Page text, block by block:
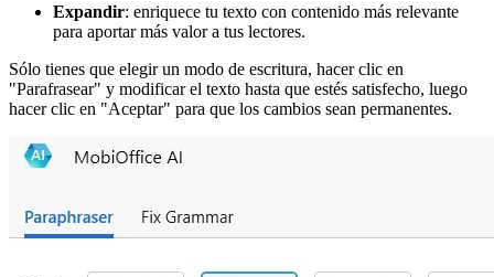
Expandir: enriquece tu texto con contenido más relevante
para aportar más valor a tus lectores.
Sólo tienes que elegir un modo de escritura, hacer clic en
"Parafrasear" y modificar el texto hasta que estés satisfecho, luego
hacer clic en "Aceptar" para que los cambios sean permanentes.